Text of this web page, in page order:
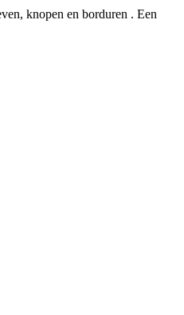
knopen en borduren . Een